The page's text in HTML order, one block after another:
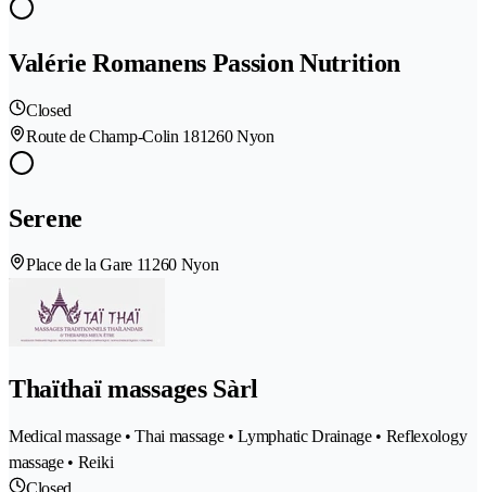
Valérie Romanens Passion Nutrition
Closed
Route de Champ-Colin 181260 Nyon
Serene
Place de la Gare 11260 Nyon
Thaïthaï massages Sàrl
Medical massage • Thai massage • Lymphatic Drainage • Reflexology
massage • Reiki